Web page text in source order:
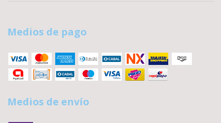
Medios de pago
Medios de envío